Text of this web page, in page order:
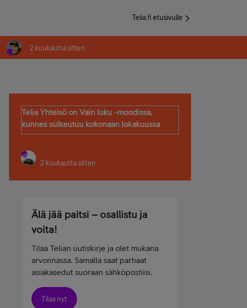
Telia.fi etusivulle
2 kuukautta sitten
Telia Yhteisö on Vain luku -moodissa,
kunnes sulkeutuu kokonaan lokakuussa
2 kuukautta sitten
Älä jää paitsi – osallistu ja
voita!
Tilaa Telian uutiskirje ja olet mukana
arvonnassa. Samalla saat parhaat
asiakasedut suoraan sähköpostiisi.
Tilaa nyt